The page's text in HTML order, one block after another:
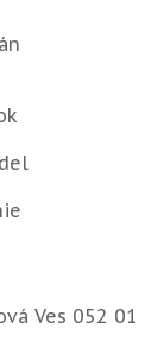
Ves 052 01